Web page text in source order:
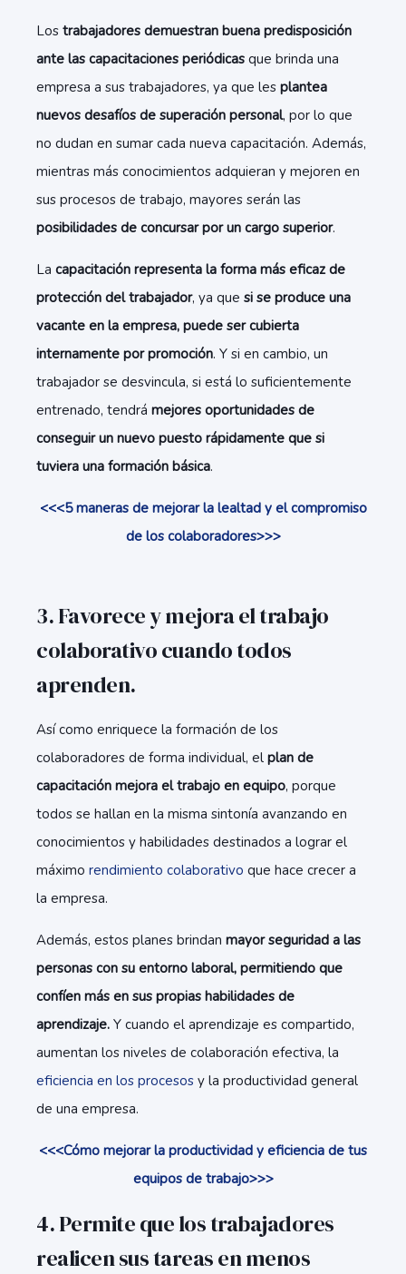
Los trabajadores demuestran buena predisposición
ante las capacitaciones periódicas que brinda una
empresa a sus trabajadores, ya que les plantea
nuevos desafíos de superación personal, por lo que
no dudan en sumar cada nueva capacitación. Además,
mientras más conocimientos adquieran y mejoren en
sus procesos de trabajo, mayores serán las
posibilidades de concursar por un cargo superior.
La capacitación representa la forma más eficaz de
protección del trabajador, ya que si se produce una
vacante en la empresa, puede ser cubierta
internamente por promoción. Y si en cambio, un
trabajador se desvincula, si está lo suficientemente
entrenado, tendrá mejores oportunidades de
conseguir un nuevo puesto rápidamente que si
tuviera una formación básica.
<<<5 maneras de mejorar la lealtad y el compromiso
de los colaboradores>>>
3. Favorece y mejora el trabajo
colaborativo cuando todos
aprenden.
Así como enriquece la formación de los
colaboradores de forma individual, el plan de
capacitación mejora el trabajo en equipo, porque
todos se hallan en la misma sintonía avanzando en
conocimientos y habilidades destinados a lograr el
máximo rendimiento colaborativo que hace crecer a
la empresa.
Además, estos planes brindan mayor seguridad a las
personas con su entorno laboral, permitiendo que
confíen más en sus propias habilidades de
aprendizaje. Y cuando el aprendizaje es compartido,
aumentan los niveles de colaboración efectiva, la
eficiencia en los procesos y la productividad general
de una empresa.
<<<Cómo mejorar la productividad y eficiencia de tus
equipos de trabajo>>>
4. Permite que los trabajadores
realicen sus tareas en menos